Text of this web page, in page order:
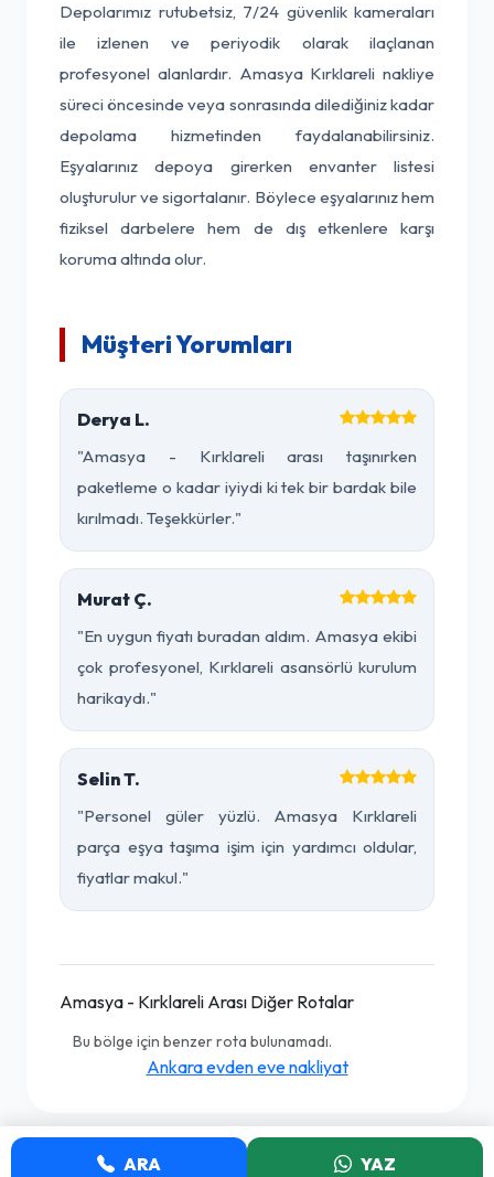
Depolarımız rutubetsiz, 7/24 güvenlik kameraları
ile izlenen ve periyodik olarak ilaçlanan
profesyonel alanlardır. Amasya Kırklareli nakliye
süreci öncesinde veya sonrasında dilediğiniz kadar
depolama hizmetinden faydalanabilirsiniz.
Eşyalarınız depoya girerken envanter listesi
oluşturulur ve sigortalanır. Böylece eşyalarınız hem
fiziksel darbelere hem de dış etkenlere karşı
koruma altında olur.
Müşteri Yorumları
Derya L.
"Amasya - Kırklareli arası taşınırken
paketleme o kadar iyiydi ki tek bir bardak bile
kırılmadı. Teşekkürler."
Murat Ç.
"En uygun fiyatı buradan aldım. Amasya ekibi
çok profesyonel, Kırklareli asansörlü kurulum
harikaydı."
Selin T.
"Personel güler yüzlü. Amasya Kırklareli
parça eşya taşıma işim için yardımcı oldular,
fiyatlar makul."
Amasya - Kırklareli Arası Diğer Rotalar
Bu bölge için benzer rota bulunamadı.
Ankara evden eve nakliyat
ARA YAZ